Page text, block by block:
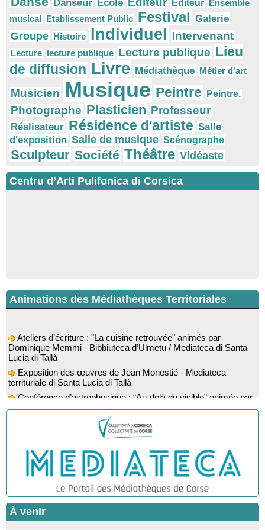
Danseur Ecole Éditeur
Ensemble
musical Etablissement Public Festival Galerie
Groupe Histoire Individuel Intervenant
Lecture lecture publique Lecture publique Lieu
de diffusion Livre Médiathèque Métier d'art
Musicien Musique Peintre Peintre.
Photographe Plasticien Professeur
Réalisateur Résidence d'artiste Salle
d'exposition Salle de musique Scénographe
Sculpteur Société Théâtre Vidéaste
Centru d’Arti Pulifonica di Corsica
Animations des Médiathèques Territoriales
Dominique Memmi - Bibbiuteca d’Ulmetu / Mediateca di Santa
Lucia di Tallà
territuriale di Santa Lucia di Tallà
Bicchisgià
Exposition des œuvres de Dominique Malberti Morin :
"Racines, peintures acryliques et aquarelles" - Mediateca
Animation : "Petits lecteurs" - Médiathèque - Pitretu è
Bicchisgià
Veillée de contes à la forêt enchantée "U Mondu ditu
mignuleddu" par la Caravane de Conteurs - Currà
Spectacle musical : "Viaghju in Corsica cù Regina & Bruno",
hommage au duo mythique de la chanson corse interprété par
À venir